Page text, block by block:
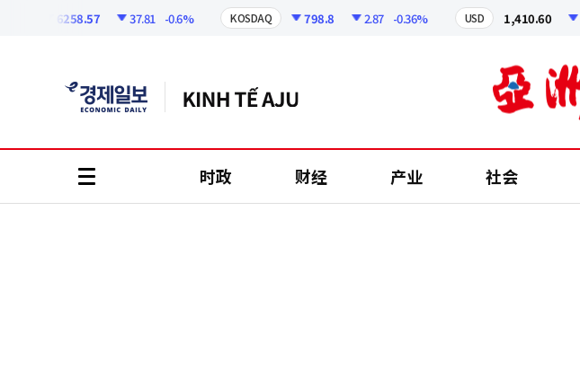
6258.57 37.81 -0.6% KOSDAQ 798.8 2.87 -0.36% USD 1,410.60 13
时政 财经 产业 社会